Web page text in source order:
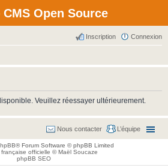
Open Source
Connexion
Inscription
Veuillez réessayer ultérieurement.
L’équipe
Nous contacter
® Forum Software © phpBB Limited
officielle ©Maël Soucaze
phpBB SEO